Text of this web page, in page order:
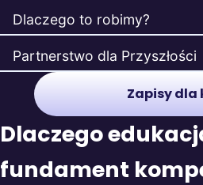
Dlaczego to robimy?
Partnerstwo dla Przyszłości
Zapisy dla
Dlaczego
fundament